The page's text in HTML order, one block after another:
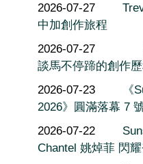
2026-07-27
中加創作旅程
2026-07-27
談馬不停蹄的創作
2026-07-23
《
2026》圓滿落幕 7
2026-07-22
Chantel 姚焯菲 閃